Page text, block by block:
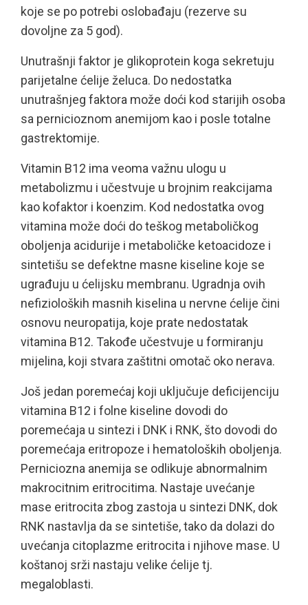
koje se po potrebi oslobađaju (rezerve su
dovoljne za 5 god).
Unutrašnji faktor je glikoprotein koga sekretuju
parijetalne ćelije želuca. Do nedostatka
unutrašnjeg faktora može doći kod starijih osoba
sa pernicioznom anemijom kao i posle totalne
gastrektomije.
Vitamin B12 ima veoma važnu ulogu u
metabolizmu i učestvuje u brojnim reakcijama
kao kofaktor i koenzim. Kod nedostatka ovog
vitamina može doći do teškog metaboličkog
oboljenja acidurije i metaboličke ketoacidoze i
sintetišu se defektne masne kiseline koje se
ugrađuju u ćelijsku membranu. Ugradnja ovih
nefizioloških masnih kiselina u nervne ćelije čini
osnovu neuropatija, koje prate nedostatak
vitamina B12. Takođe učestvuje u formiranju
mijelina, koji stvara zaštitni omotač oko nerava.
Još jedan poremećaj koji uključuje deficijenciju
vitamina B12 i folne kiseline dovodi do
poremećaja u sintezi i DNK i RNK, što dovodi do
poremećaja eritropoze i hematoloških oboljenja.
Perniciozna anemija se odlikuje abnormalnim
makrocitnim eritrocitima. Nastaje uvećanje
mase eritrocita zbog zastoja u sintezi DNK, dok
RNK nastavlja da se sintetiše, tako da dolazi do
uvećanja citoplazme eritrocita i njihove mase. U
koštanoj srži nastaju velike ćelije tj.
megaloblasti.